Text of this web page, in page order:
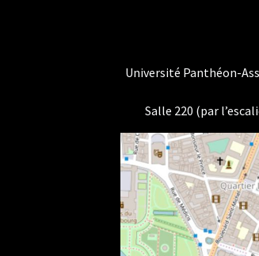
Université Panthéon-
Salle 220 (par